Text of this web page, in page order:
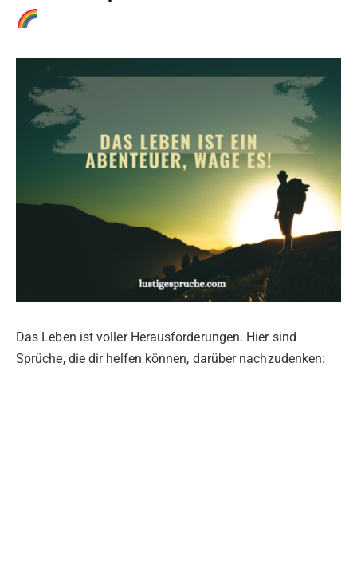
Das Leben ist voller Herausforderungen. Hier sind
Sprüche, die dir helfen können, darüber nachzudenken: